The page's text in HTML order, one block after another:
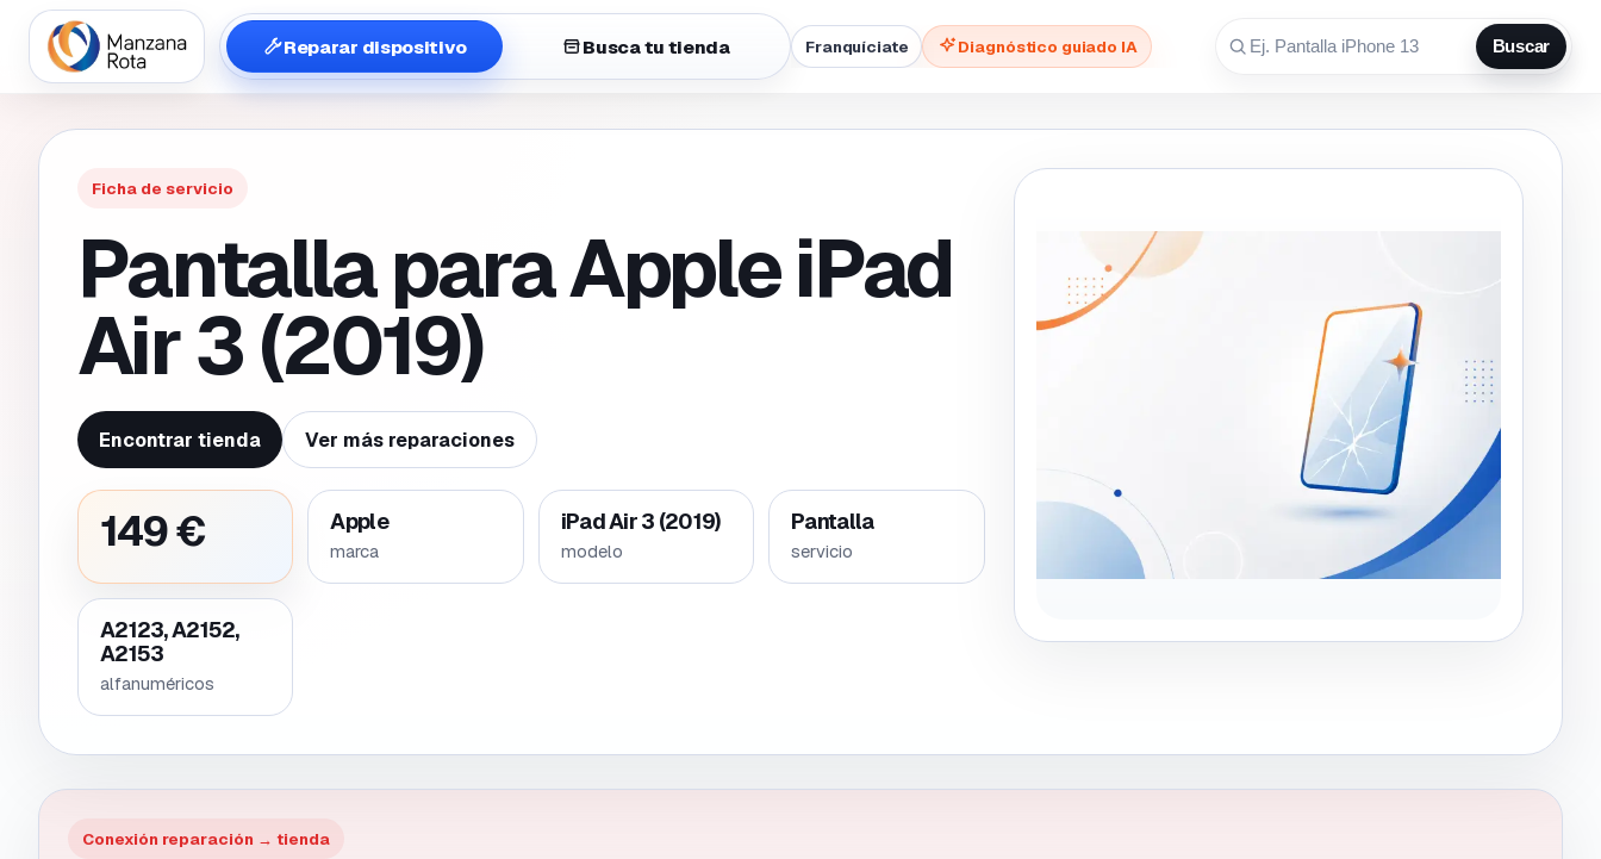
Reparar dispositivo Busca tu tienda Franquíciate Diagnóstico guiado IA Buscar
Ficha de servicio
Pantalla para Apple iPad
Air 3 (2019)
Encontrar tienda Ver más reparaciones
149 € Apple
marca
iPad Air 3 (2019)
modelo
Pantalla
servicio
A2123, A2152,
A2153
alfanuméricos
Conexión reparación → tienda